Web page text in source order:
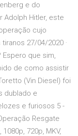
e do
Adolph Hitler, este
cujo
27/04/2020 ·
que sim,
de como assistir
(Vin Diesel) foi
dublado e
e furiosos 5 -
Resgate
720p, MKV,